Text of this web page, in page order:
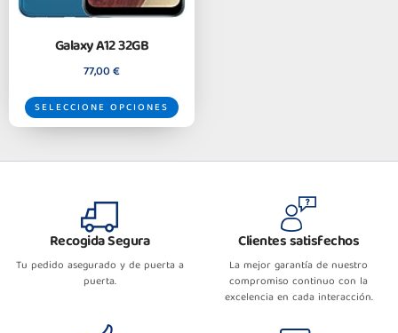
Galaxy A12 32GB
77,00€
SELECCIONE OPCIONES
Recogida Segura
Tu pedido asegurado y de puerta a
puerta.
Clientes satisfechos
La mejor garantía de nuestro
compromiso continuo con la
excelencia en cada interacción.